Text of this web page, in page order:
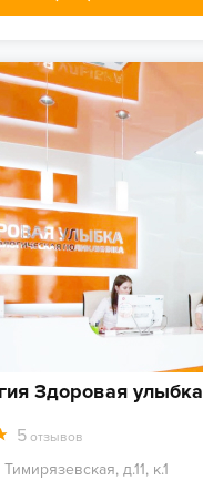
Здоровая улыбка
5 отзывов
д.11, к.1